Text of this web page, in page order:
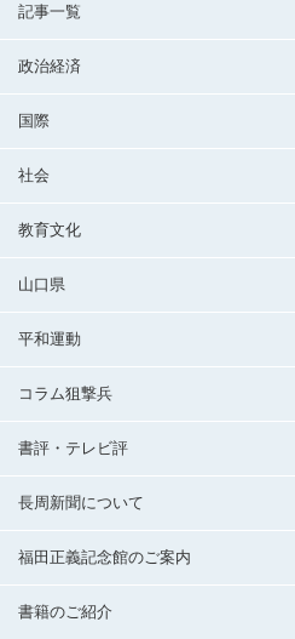
記事一覧
政治経済
国際
社会
教育文化
山口県
平和運動
コラム狙撃兵
書評・テレビ評
長周新聞について
福田正義記念館のご案内
書籍のご紹介